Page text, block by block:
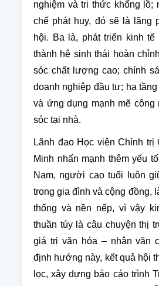
nghiệm và tri thức khổng lồ;
chế phát huy, đó sẽ là lãng
hội. Ba là, phát triển kinh
thành hệ sinh thái hoàn
sóc chất lượng cao; chính
doanh nghiệp đầu tư; hạ
và ứng dụng mạnh mẽ công
sóc tại nhà.
Lãnh đạo Học viện Chính trị
Minh nhấn mạnh thêm yếu
Nam, người cao tuổi luôn
trong gia đình và cộng đồng,
thống và nền nếp, vì vậy
thuần túy là câu chuyện thị
giá trị văn hóa – nhân văn
định hướng này, kết quả hội
lọc, xây dựng báo cáo trình